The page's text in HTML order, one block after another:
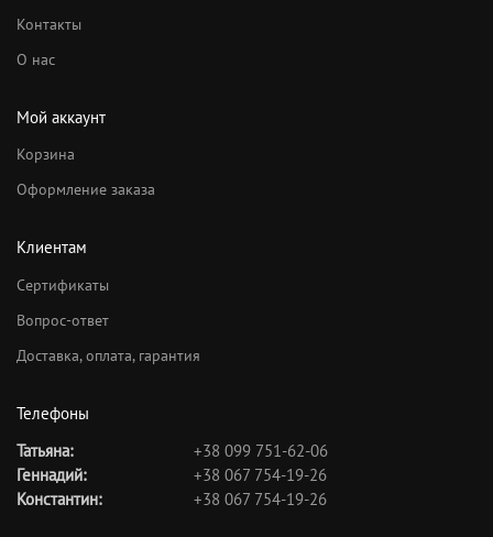
Контакты
О нас
Мой аккаунт
Корзина
Оформление заказа
Клиентам
Сертификаты
Вопрос-ответ
Доставка, оплата, гарантия
Телефоны
Татьяна:
+38 099 751-62-06
Геннадий:
+38 067 754-19-26
Константин:
+38 067 754-19-26